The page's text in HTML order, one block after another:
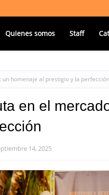
Quienes somos Staff
homenaje al prestigio y la perfección
en el
14, 2025